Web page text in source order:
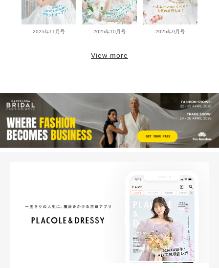
2025年11月号 2025年10月号 2025年9月号
View more